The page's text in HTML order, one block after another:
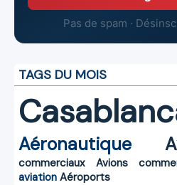
Pas de spam ·
TAGS DU MOIS
Aéronautique
commerciaux
Avions
aviation Aéroports